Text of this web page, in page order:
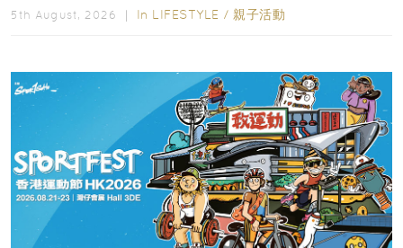
5th August, 2026 ｜ In LIFESTYLE / 親子活動